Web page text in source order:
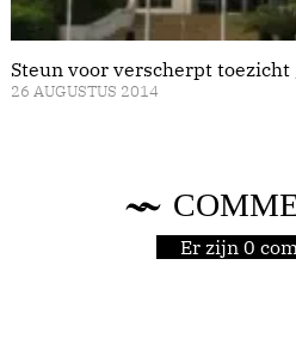
Steun voor verscherpt
26 AUGUSTUS 2014
Er zijn 0